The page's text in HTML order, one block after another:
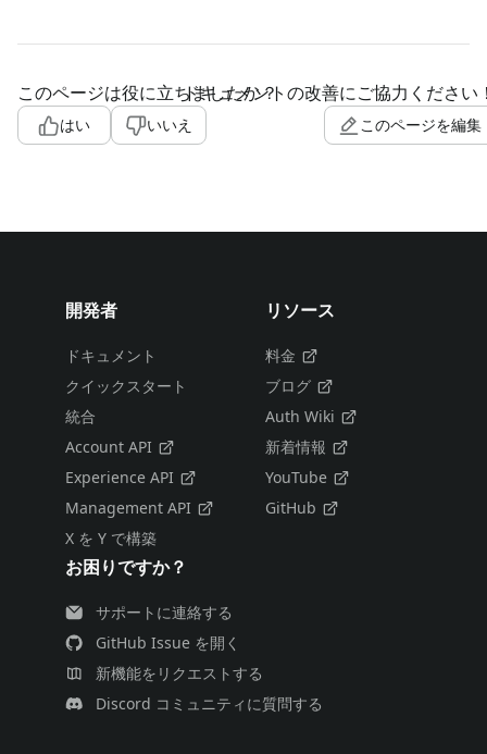
このページは役に立ちましたか？
はい いいえ
ドキュメントの改善にご協力ください
このページを編集
開発者
ドキュメント
クイックスタート
統合
Account API
Experience API
Management API
X を Y で構築
リソース
料金
ブログ
Auth Wiki
新着情報
YouTube
GitHub
お困りですか？
サポートに連絡する
GitHub Issue を開く
新機能をリクエストする
Discord コミュニティに質問する